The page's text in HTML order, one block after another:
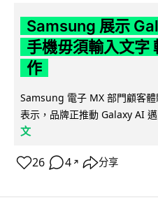
Samsung 展示
手機毋須輸入文字
作
Samsung 電子 MX 部門顧客
表示，品牌正推動 Galaxy AI
文
26 4 ↗ 分享